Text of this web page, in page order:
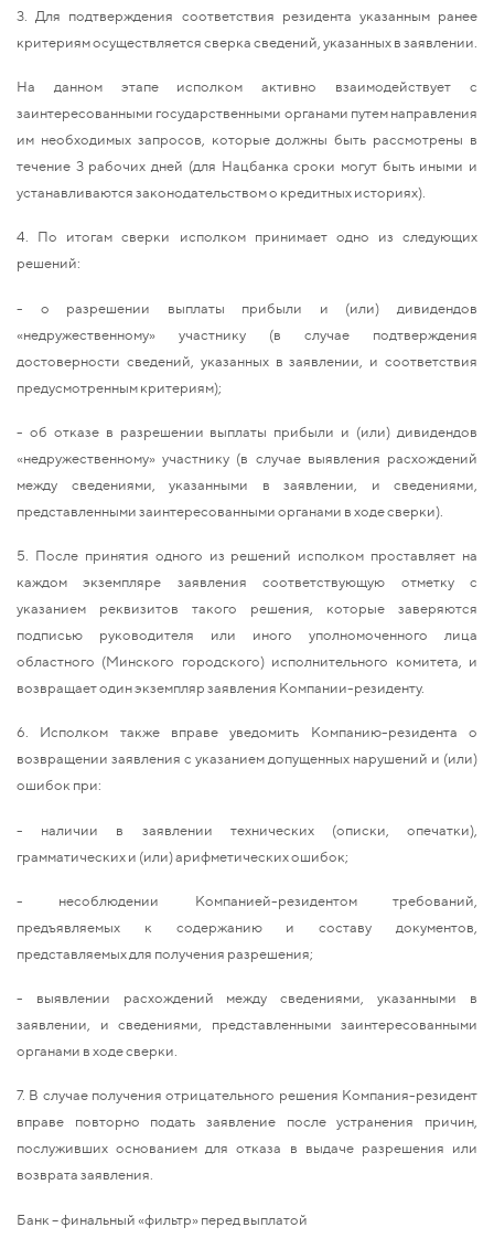
3. Для подтверждения соответствия резидента указанным ранее
критериям осуществляется сверка сведений, указанных в заявлении.
На данном этапе исполком активно взаимодействует с
заинтересованными государственными органами путем направления
им необходимых запросов, которые должны быть рассмотрены в
течение 3 рабочих дней (для Нацбанка сроки могут быть иными и
устанавливаются законодательством о кредитных историях).
4. По итогам сверки исполком принимает одно из следующих
решений:
- о разрешении выплаты прибыли и (или) дивидендов
«недружественному» участнику (в случае подтверждения
достоверности сведений, указанных в заявлении, и соответствия
предусмотренным критериям);
- об отказе в разрешении выплаты прибыли и (или) дивидендов
«недружественному» участнику (в случае выявления расхождений
между сведениями, указанными в заявлении, и сведениями,
представленными заинтересованными органами в ходе сверки).
5. После принятия одного из решений исполком проставляет на
каждом экземпляре заявления соответствующую отметку с
указанием реквизитов такого решения, которые заверяются
подписью руководителя или иного уполномоченного лица
областного (Минского городского) исполнительного комитета, и
возвращает один экземпляр заявления Компании-резиденту.
6. Исполком также вправе уведомить Компанию-резидента о
возвращении заявления с указанием допущенных нарушений и (или)
ошибок при:
- наличии в заявлении технических (описки, опечатки),
грамматических и (или) арифметических ошибок;
- несоблюдении Компанией-резидентом требований,
предъявляемых к содержанию и составу документов,
представляемых для получения разрешения;
- выявлении расхождений между сведениями, указанными в
заявлении, и сведениями, представленными заинтересованными
органами в ходе сверки.
7. В случае получения отрицательного решения Компания-резидент
вправе повторно подать заявление после устранения причин,
послуживших основанием для отказа в выдаче разрешения или
возврата заявления.
Банк – финальный «фильтр» перед выплатой